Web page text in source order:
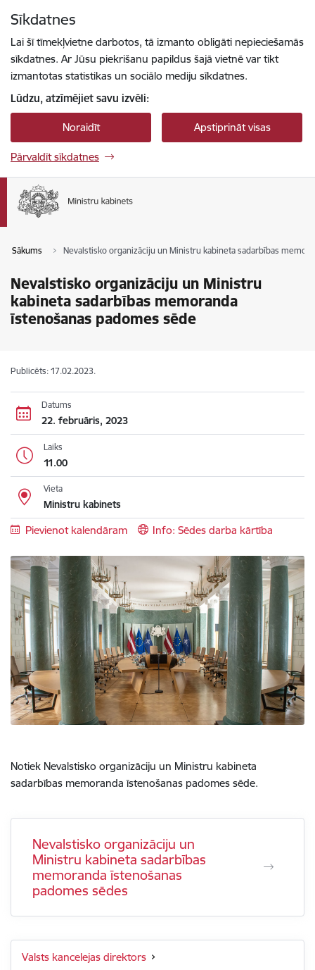
Sīkdatnes
Lai šī tīmekļvietne darbotos, tā izmanto obligāti nepieciešamās
sīkdatnes. Ar Jūsu piekrišanu papildus šajā vietnē var tikt
izmantotas statistikas un sociālo mediju sīkdatnes.
Lūdzu, atzīmējiet savu izvēli:
Noraidīt Apstiprināt visas
Pārvaldīt sīkdatnes
Sākums Nevalstisko organizāciju un Ministru kabineta sadarbības
Nevalstisko organizāciju un Ministru
kabineta sadarbības memoranda
īstenošanas padomes sēde
Publicēts: 17.02.2023.
Datums
22. februāris, 2023
Laiks
11.00
Vieta
Ministru kabinets
Pievienot kalendāram Info: Sēdes darba kārtība
Notiek Nevalstisko organizāciju un Ministru kabineta
sadarbības memoranda īstenošanas padomes sēde.
Nevalstisko organizāciju un
Ministru kabineta sadarbības
memoranda īstenošanas
padomes sēdes
Valsts kancelejas direktors